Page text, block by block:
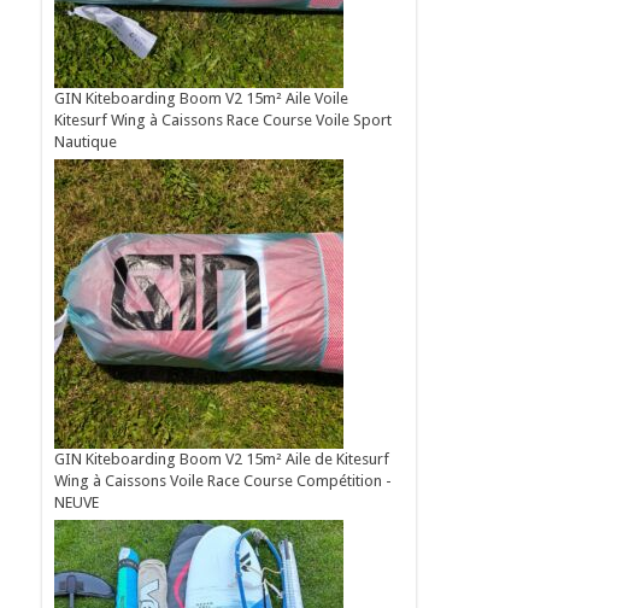
GIN Kiteboarding Boom V2 15m² Aile Voile
Kitesurf Wing à Caissons Race Course Voile Sport
Nautique
GIN Kiteboarding Boom V2 15m² Aile de Kitesurf
Wing à Caissons Voile Race Course Compétition -
NEUVE